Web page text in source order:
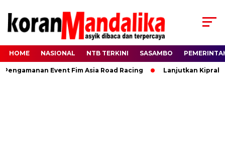
HOME NASIONAL NTB TERKINI SASAMBO
Event Fim Asia Road Racing Lanjutkan Kiprah